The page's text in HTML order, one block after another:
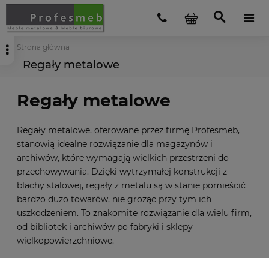
Strona główna
Regały metalowe
Regały metalowe
Regały metalowe, oferowane przez firmę Profesmeb,
stanowią idealne rozwiązanie dla magazynów i
archiwów, które wymagają wielkich przestrzeni do
przechowywania. Dzięki wytrzymałej konstrukcji z
blachy stalowej, regały z metalu są w stanie pomieścić
bardzo dużo towarów, nie grożąc przy tym ich
uszkodzeniem. To znakomite rozwiązanie dla wielu firm,
od bibliotek i archiwów po fabryki i sklepy
wielkopowierzchniowe.